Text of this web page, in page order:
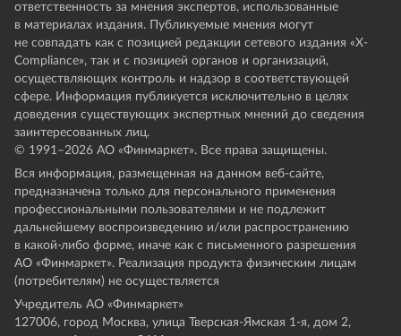
ответственность за мнения экспертов, использованные
в материалах издания. Публикуемые мнения могут
не совпадать как с позицией редакции сетевого издания «X-
Compliance», так и с позицией органов и организаций,
осуществляющих контроль и надзор в соответствующей
сфере. Информация публикуется исключительно в целях
доведения существующих экспертных мнений до сведения
заинтересованных лиц.
© 1991–2026 АО «Финмаркет». Все права защищены.
Вся информация, размещенная на данном веб-сайте,
предназначена только для персонального применения
профессиональными пользователями и не подлежит
дальнейшему воспроизведению и/или распространению
в какой-либо форме, иначе как с письменного разрешения
АО «Финмаркет». Реализация продукта физическим лицам
(потребителям) не осуществляется
Учредитель АО «Финмаркет»
127006, город Москва, улица Тверская-Ямская 1-я, дом 2,